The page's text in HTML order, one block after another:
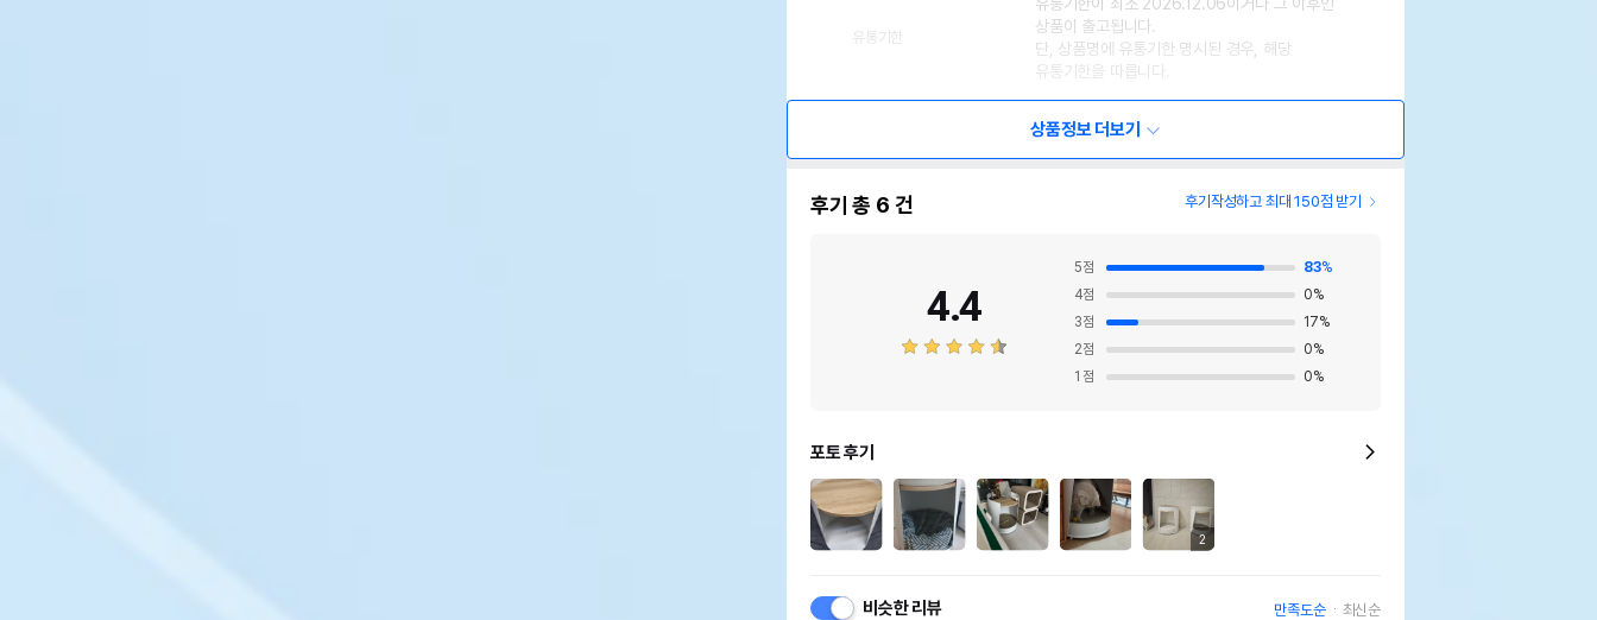
유통기한
상품이 출고됩니다.
단, 상품명에 유통기한 명시된 경우, 해당
유통기한을 따릅니다.
상품정보 더보기
후기 총 6 건 후기작성하고 최대 150점 받기
4.4
5점 83%
4점 0%
3점 17%
2점 0%
1 점 0%
포토 후기
2
비슷한 리뷰 만족도순 최신순